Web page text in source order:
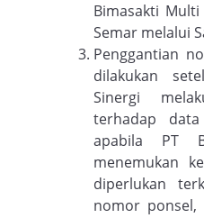
Bimasakti Multi
Semar melalui
Penggantian
dilakukan
Sinergi
terhadap
apabila PT
menemukan
diperlukan
nomor ponsel,